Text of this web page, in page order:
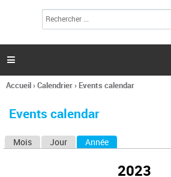
l
c
h
e

Vous
ici
Accueil›Calendrier› Events calendar
Events calendar
Mois Jour Année
2023